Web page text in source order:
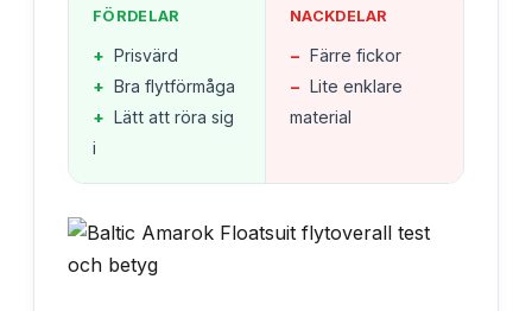
FÖRDELAR
+ Prisvärd
+ Bra flytförmåga
+ Lätt att röra sig
i
NACKDELAR
− Färre fickor
− Lite enklare
material